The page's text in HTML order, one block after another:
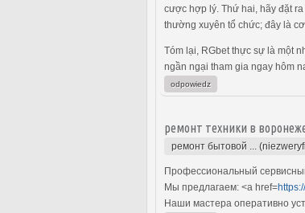
cược hợp lý. Thứ hai, hãy đặt
thường xuyên tổ chức; đây là
Tóm lại, RGbet thực sự là một
ngần ngại tham gia ngay hôm
odpowiedz
ремонт техники в
ремонт бытовой ...
Профессиональный
Мы предлагаем: <a href=
Наши мастера оперативно